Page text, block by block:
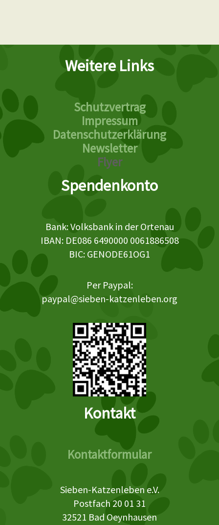
Weitere Links
Schutzvertrag
Impressum
Datenschutzerklärung
Newsletter
Flyer
Spendenkonto
Bank: Volksbank in der Ortenau
IBAN: DE086 6490000 0061886508
BIC: GENODE61OG1
Per Paypal:
paypal@sieben-katzenleben.org
Kontakt
Kontaktformular
Sieben-Katzenleben e.V.
Postfach 20 01 31
32521 Bad Oeynhausen